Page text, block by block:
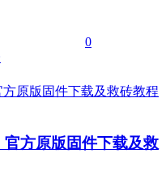
0
官方原版固件下载及救